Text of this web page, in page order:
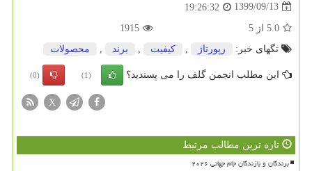
1399/09/13
19:26:32
5.0 از 5
1915
تگهای خبر:
رپورتاژ كیفیت برند محصولات
این مطلب انجمن گلف را می پسندید؟ (1)
(0)
X
تازه ترین مطالب مرتبط
برندگان و بازندگان جام جهانی ۲۰۲۶